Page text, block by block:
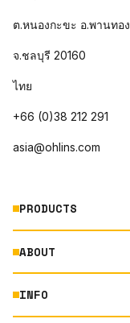
ต.หนองกะขะ อ.พานทอง
จ.ชลบุรี 20160
ไทย
+66 (0)38 212 291
asia@ohlins.com
PRODUCTS
MOTORCYCLE
AUTOMOTIVE
ABOUT
ABOUT US
INFO